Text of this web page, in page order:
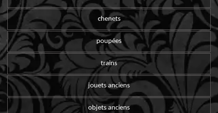
chenets
poupées
trains
jouets anciens
objets anciens